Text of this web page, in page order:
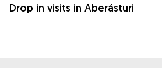
Drop in visits in Aberásturi